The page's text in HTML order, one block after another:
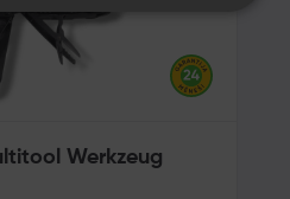
Werkzeug